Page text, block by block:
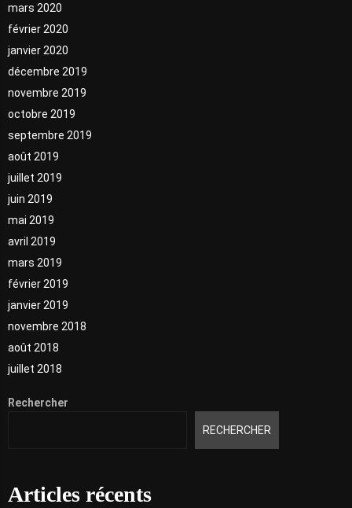
mars 2020
février 2020
janvier 2020
décembre 2019
novembre 2019
octobre 2019
septembre 2019
août 2019
juillet 2019
juin 2019
mai 2019
avril 2019
mars 2019
février 2019
janvier 2019
novembre 2018
août 2018
juillet 2018
Rechercher
RECHERCHER
Articles récents